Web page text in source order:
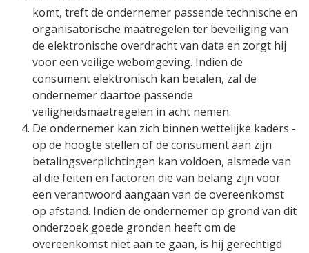
komt, treft de ondernemer passende technische en
organisatorische maatregelen ter beveiliging van
de elektronische overdracht van data en zorgt hij
voor een veilige webomgeving. Indien de
consument elektronisch kan betalen, zal de
ondernemer daartoe passende
veiligheidsmaatregelen in acht nemen.
De ondernemer kan zich binnen wettelijke kaders -
op de hoogte stellen of de consument aan zijn
betalingsverplichtingen kan voldoen, alsmede van
al die feiten en factoren die van belang zijn voor
een verantwoord aangaan van de overeenkomst
op afstand. Indien de ondernemer op grond van dit
onderzoek goede gronden heeft om de
overeenkomst niet aan te gaan, is hij gerechtigd